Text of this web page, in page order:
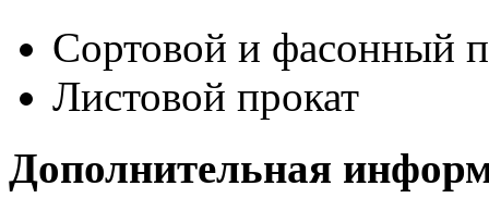
Сортовой и фасонный
Листовой прокат
Дополнительная